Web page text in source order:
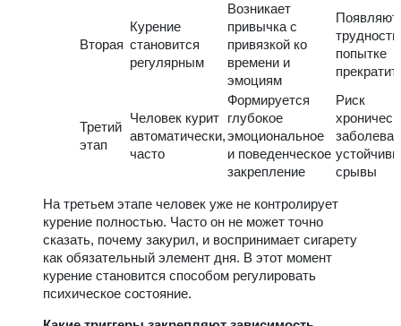
Вторая
Курение
становится
регулярным
Возникает
привычка с
привязкой ко
времени и
эмоциям
попытке
Третий
этап
Человек курит
автоматически,
часто
Формируется
глубокое
эмоциональное
и поведенческое
закрепление
Риск
срывы
На третьем этапе человек уже не контролирует
курение полностью. Часто он не может точно
сказать, почему закурил, и воспринимает сигарету
как обязательный элемент дня. В этот момент
курение становится способом регулировать
психическое состояние.